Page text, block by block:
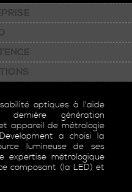
optiques à l'aide
génération
appareil de métrologie
a choisi la
lumineuse de ses
expertise métrologique
composant (la LED) et